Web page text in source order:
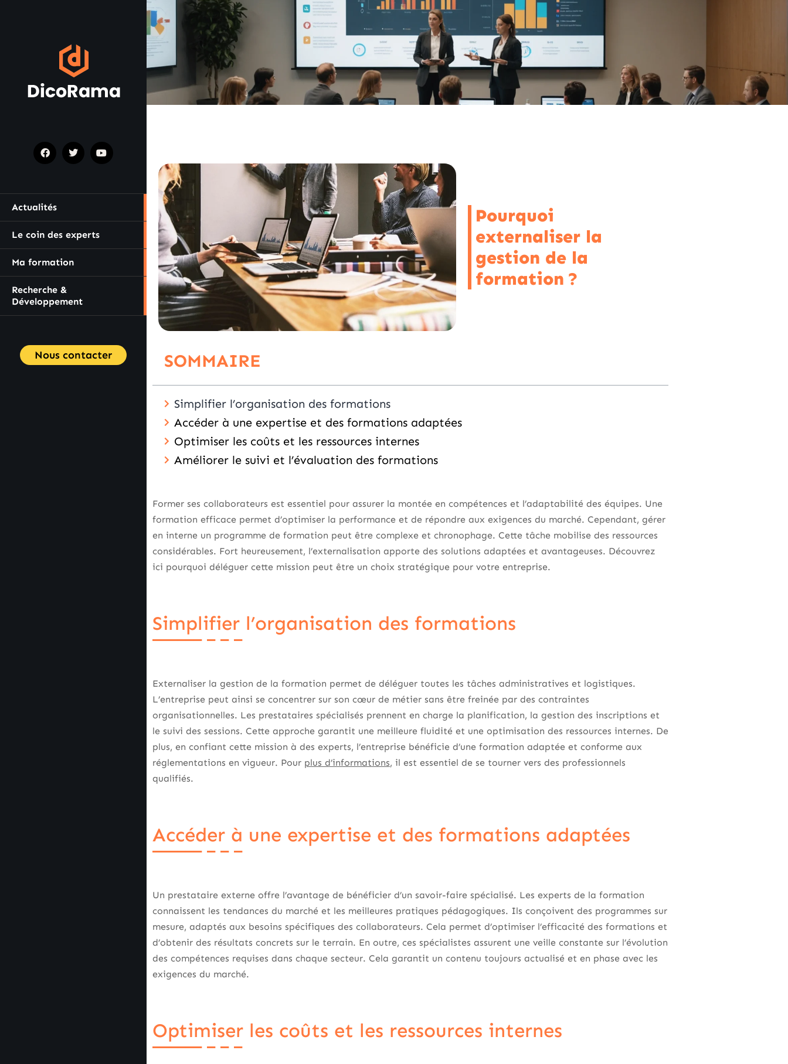
Actualités
Le coin des experts
Ma formation
Recherche &
Développement
Nous contacter
Pourquoi
externaliser la
gestion de la
formation ?
SOMMAIRE
Simplifier l’organisation des formations
Accéder à une expertise et des formations adaptées
Optimiser les coûts et les ressources internes
Améliorer le suivi et l’évaluation des formations
Former ses collaborateurs est essentiel pour assurer la montée en compétences et l’adaptabilité des équipes. Une
formation efficace permet d’optimiser la performance et de répondre aux exigences du marché. Cependant, gérer
en interne un programme de formation peut être complexe et chronophage. Cette tâche mobilise des ressources
considérables. Fort heureusement, l’externalisation apporte des solutions adaptées et avantageuses. Découvrez
ici pourquoi déléguer cette mission peut être un choix stratégique pour votre entreprise.
Simplifier l’organisation des formations
Externaliser la gestion de la formation permet de déléguer toutes les tâches administratives et logistiques.
L’entreprise peut ainsi se concentrer sur son cœur de métier sans être freinée par des contraintes
organisationnelles. Les prestataires spécialisés prennent en charge la planification, la gestion des inscriptions et
le suivi des sessions. Cette approche garantit une meilleure fluidité et une optimisation des ressources internes. De
plus, en confiant cette mission à des experts, l’entreprise bénéficie d’une formation adaptée et conforme aux
réglementations en vigueur. Pour plus d’informations, il est essentiel de se tourner vers des professionnels
qualifiés.
Accéder à une expertise et des formations adaptées
Un prestataire externe offre l’avantage de bénéficier d’un savoir-faire spécialisé. Les experts de la formation
connaissent les tendances du marché et les meilleures pratiques pédagogiques. Ils conçoivent des programmes sur
mesure, adaptés aux besoins spécifiques des collaborateurs. Cela permet d’optimiser l’efficacité des formations et
d’obtenir des résultats concrets sur le terrain. En outre, ces spécialistes assurent une veille constante sur l’évolution
des compétences requises dans chaque secteur. Cela garantit un contenu toujours actualisé et en phase avec les
exigences du marché.
Optimiser les coûts et les ressources internes